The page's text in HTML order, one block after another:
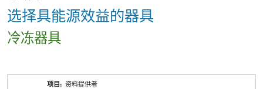
选择具能源效益的器具
冷冻器具
资料提供者